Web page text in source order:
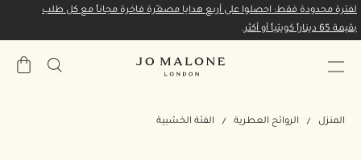
لفترة محدودة فقط: احصلوا على أربع هدايا مصغّرة فاخرة مجاناً مع كل طلب
بقيمة 65 ديناراً كويتياً أو أكثر.
حقيبة
المنزل الروائح العطرية الفئة الخشبية